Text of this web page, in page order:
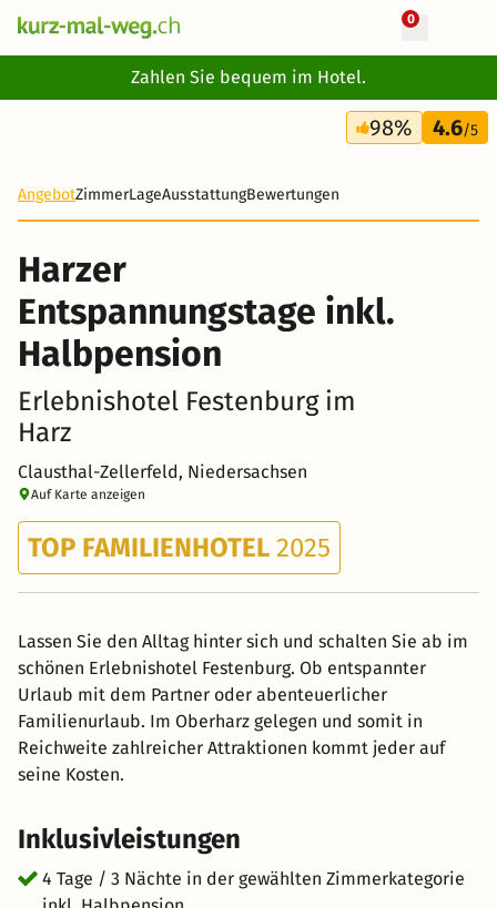
0
Zahlen Sie bequem im Hotel.
4 Tage
207 CHF
98% 4.6/5
AngebotZimmerLageAusstattungBewertungen
Harzer
Entspannungstage inkl.
Halbpension
Erlebnishotel Festenburg im
Harz
Clausthal-Zellerfeld, Niedersachsen
Auf Karte anzeigen
TOP FAMILIENHOTEL 2025
Lassen Sie den Alltag hinter sich und schalten Sie ab im
schönen Erlebnishotel Festenburg. Ob entspannter
Urlaub mit dem Partner oder abenteuerlicher
Familienurlaub. Im Oberharz gelegen und somit in
Reichweite zahlreicher Attraktionen kommt jeder auf
seine Kosten.
Inklusivleistungen
4 Tage / 3 Nächte in der gewählten Zimmerkategorie